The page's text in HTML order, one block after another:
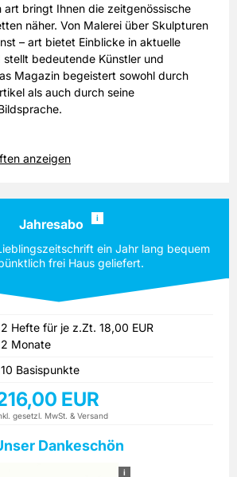
art bringt Ihnen die zeitgenössische
näher. Von Malerei über Skulpturen
– art bietet Einblicke in aktuelle
stellt bedeutende Künstler und
Magazin begeistert sowohl durch
als auch durch seine
anzeigen
Jahresabo i
ein Jahr lang bequem
frei Haus geliefert.
Hefte für je z.Zt. 18,00 EUR
Monate
Basispunkte
EUR
gesetzl. MwSt. & Versand
Dankeschön
i